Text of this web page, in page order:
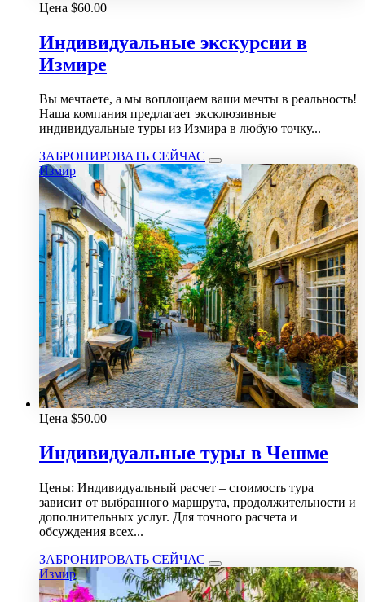
Цена $60.00
Индивидуальные экскурсии в
Измире
Вы мечтаете, а мы воплощаем ваши мечты в реальность!
Наша компания предлагает эксклюзивные
индивидуальные туры из Измира в любую точку...
ЗАБРОНИРОВАТЬ СЕЙЧАС
Измир
Цена $50.00
Индивидуальные туры в Чешме
Цены: Индивидуальный расчет – стоимость тура
зависит от выбранного маршрута, продолжительности и
дополнительных услуг. Для точного расчета и
обсуждения всех...
ЗАБРОНИРОВАТЬ СЕЙЧАС
Измир